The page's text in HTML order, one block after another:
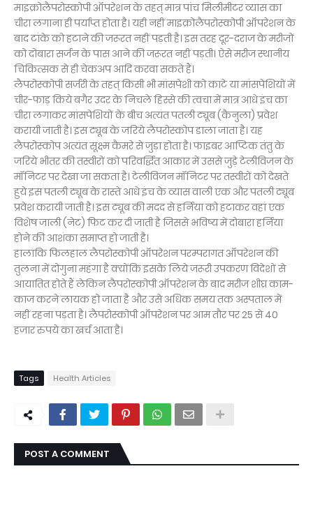
माइक्रोलैपरोस्कोपी ऑपरेशन के तहत् मात्र पांच मिलीमीटर व्यास का
चीरा लगाना ही पर्याप्त होता है। यही नहीं माइक्रोलैपरोस्कोपी ऑपरेशन के
बाद टांके को हटाने की जरूरत नहीं पड़ती है। इस तरह दूर-दराज के मरीजों
को दोबारा सर्जन के पास आने की जरूरत नहीं पड़ती। ऐसे मरीज स्थानीय
चिकित्सक से ही चेकअप आदि करवा सकते हैं।
लैपरोस्कोपी सर्जरी के तहत् किसी भी मांसपेशी को काटे या मांसपेशियों में
चीर-फाड़ किये बगैर उदर के निचले हिस्से की त्वचा में मात्र आधे इंच का
चीरा लगाकर मांसपेशियों के बीच अत्यंत पतली ट्यूब (कैनुला) प्रवेश
करायी जाती है। इस ट्यूब के जरिये लैपरोस्कोप डाला जाता है। यह
लैपरोस्कोप अत्यंत सूक्ष्म कैमरे से जुड़ा होता है। फाइबर आप्टिक तंतु के
जरिये भीतर की तस्वीरों को परिवर्द्धित आकार में उससे जुड़े टेलीविजन के
मॉनिटर पर देखा जा सकता है। टेलीविजन मॉनिटर पर तस्वीरों को देखते
हुये इस पतली ट्यूब के रास्ते आधे इंच के व्यास वाली एक और पतली ट्यूब
प्रवेश करायी जाती है। इस ट्यूब की मदद से हर्निया को हटाकर वहां एक
विशेष जाली (नेट) फिट कर दी जाती है जिससे भविष्य में दोबारा हर्निया
होने की आशंका समाप्त हो जाती है।
हालांकि फिलहाल लैपरोस्कोपी ऑपरेशन परम्परागत ऑपरेशन की
तुलना में दोगुना महंगा है क्योंकि इसके लिये जरूरी उपकरण विदेशों से
आयातित होते हैं लेकिन लैपरोस्कोपी ऑपरेशन के बाद मरीज शीघ्र काम-
काज करने लायक हो जाता है और उसे अधिक समय तक अस्पताल में
नहीं रहना पड़ता है। लैपरोस्कोपी ऑपरेशन पर आम तौर पर 25 से 40
हजार रुपये का खर्च आता है।
Tags Health Articles
POST A COMMENT